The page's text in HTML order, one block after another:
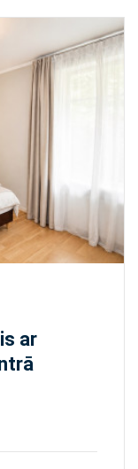
ar